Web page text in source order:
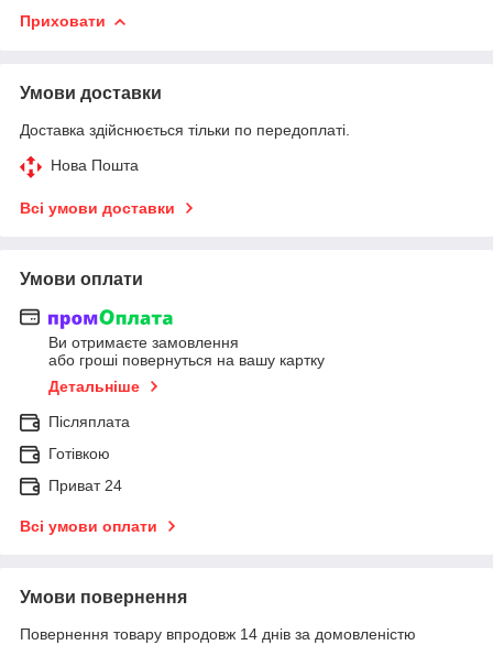
Приховати
Умови доставки
Доставка здійснюється тільки по передоплаті.
Нова Пошта
Всі умови доставки
Умови оплати
Ви отримаєте замовлення
або гроші повернуться на вашу картку
Детальніше
Післяплата
Готівкою
Приват 24
Всі умови оплати
Умови повернення
Повернення товару впродовж 14 днів за домовленістю